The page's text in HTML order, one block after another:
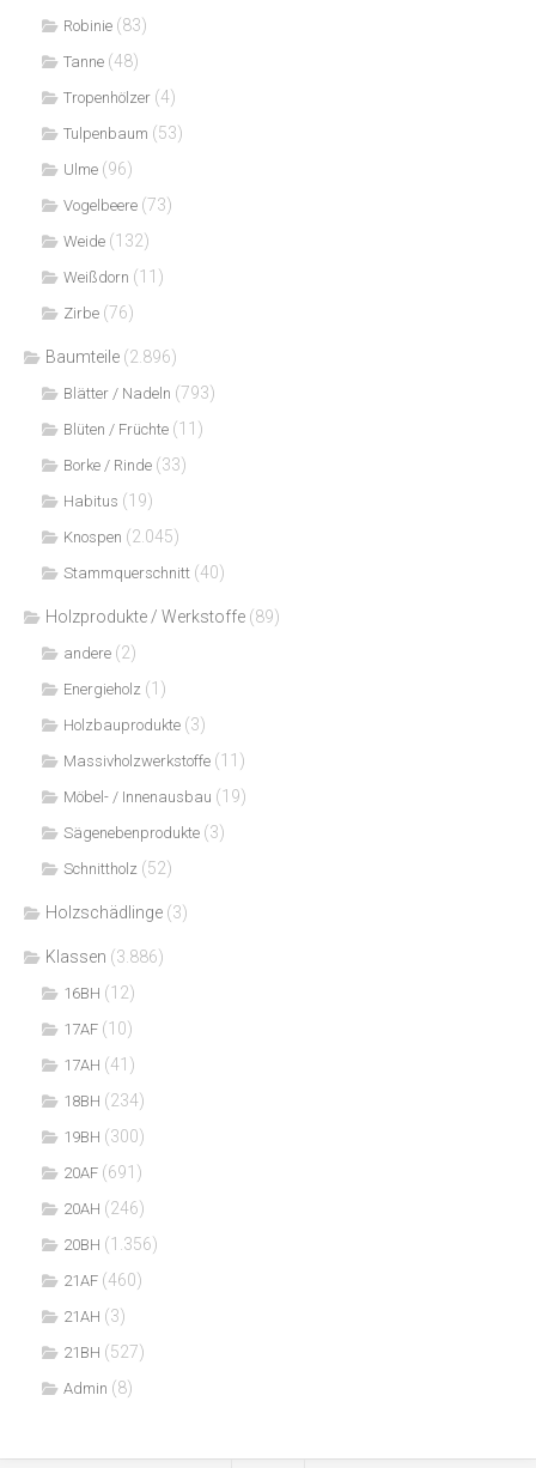
Robinie (83)
Tanne (48)
Tropenhölzer (4)
Tulpenbaum (53)
Ulme (96)
Vogelbeere (73)
Weide (132)
Weißdorn (11)
Zirbe (76)
Baumteile (2.896)
Blätter / Nadeln (793)
Blüten / Früchte (11)
Borke / Rinde (33)
Habitus (19)
Knospen (2.045)
Stammquerschnitt (40)
Holzprodukte / Werkstoffe (89)
andere (2)
Energieholz (1)
Holzbauprodukte (3)
Massivholzwerkstoffe (11)
Möbel- / Innenausbau (19)
Sägenebenprodukte (3)
Schnittholz (52)
Holzschädlinge (3)
Klassen (3.886)
16BH (12)
17AF (10)
17AH (41)
18BH (234)
19BH (300)
20AF (691)
20AH (246)
20BH (1.356)
21AF (460)
21AH (3)
21BH (527)
Admin (8)